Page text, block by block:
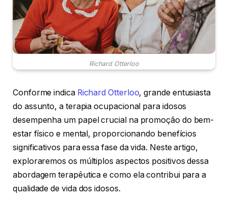
Richard Otterloo
Conforme indica Richard Otterloo, grande entusiasta
do assunto, a terapia ocupacional para idosos
desempenha um papel crucial na promoção do bem-
estar físico e mental, proporcionando benefícios
significativos para essa fase da vida. Neste artigo,
exploraremos os múltiplos aspectos positivos dessa
abordagem terapêutica e como ela contribui para a
qualidade de vida dos idosos.